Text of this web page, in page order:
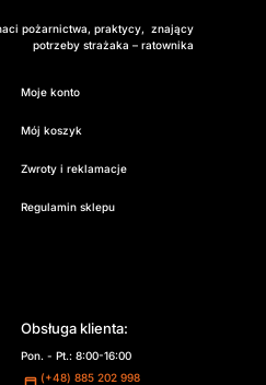
pożarnictwa, praktycy, znający
potrzeby strażaka – ratownika
Moje konto
Mój koszyk
Zwroty i reklamacje
Regulamin sklepu
Obsługa klienta:
Pon. - Pt.: 8:00-16:00
(+48) 885 202 998